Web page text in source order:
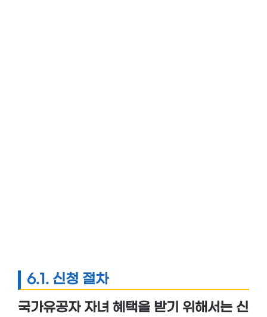
6.1. 신청 절차
국가유공자 자녀 혜택을 받기 위해서는 신